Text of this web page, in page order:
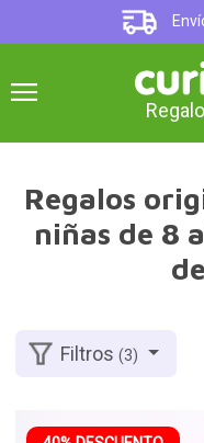
Regalos
niñas de 8
Filtros(3)